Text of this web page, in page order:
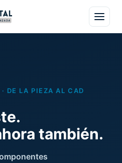
DE LA PIEZA AL CAD
también.